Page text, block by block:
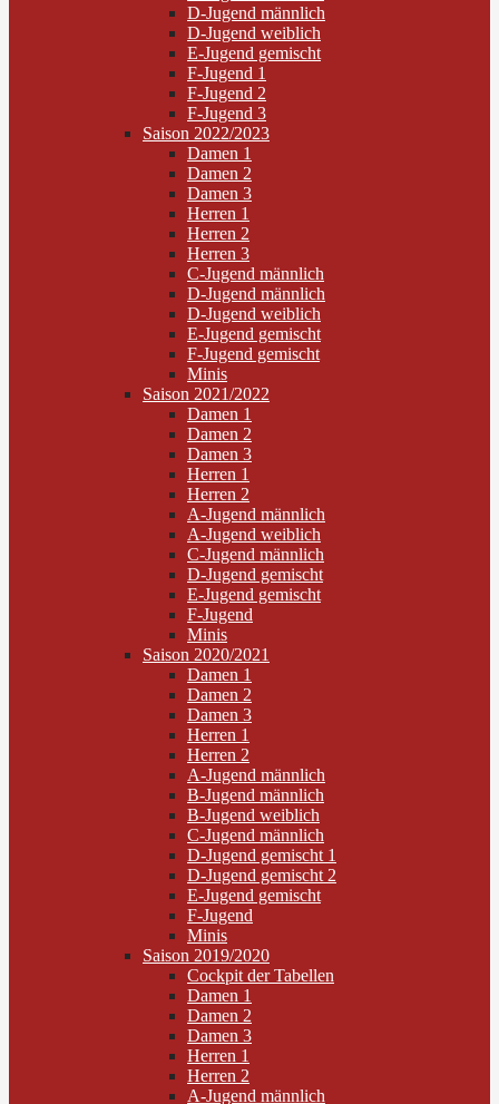
D-Jugend männlich
D-Jugend weiblich
E-Jugend gemischt
F-Jugend 1
F-Jugend 2
F-Jugend 3
Saison 2022/2023
Damen 1
Damen 2
Damen 3
Herren 1
Herren 2
Herren 3
C-Jugend männlich
D-Jugend männlich
D-Jugend weiblich
E-Jugend gemischt
F-Jugend gemischt
Minis
Saison 2021/2022
Damen 1
Damen 2
Damen 3
Herren 1
Herren 2
A-Jugend männlich
A-Jugend weiblich
C-Jugend männlich
D-Jugend gemischt
E-Jugend gemischt
F-Jugend
Minis
Saison 2020/2021
Damen 1
Damen 2
Damen 3
Herren 1
Herren 2
A-Jugend männlich
B-Jugend männlich
B-Jugend weiblich
C-Jugend männlich
D-Jugend gemischt 1
D-Jugend gemischt 2
E-Jugend gemischt
F-Jugend
Minis
Saison 2019/2020
Cockpit der Tabellen
Damen 1
Damen 2
Damen 3
Herren 1
Herren 2
A-Jugend männlich